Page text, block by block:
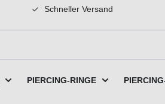
Schneller Versand
PIERCING-RINGE